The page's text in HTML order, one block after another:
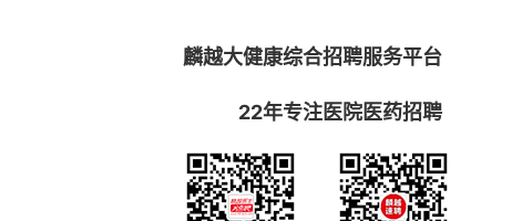
麟越大健康综合招聘服务平台
22年专注医院医药招聘